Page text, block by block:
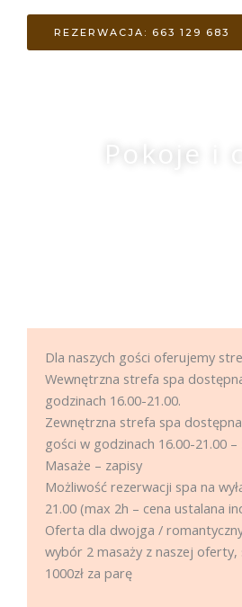
Przejdź
treści
REZERWACJA: 663 129 683
Pokoje i
Dla naszych gości oferujemy
Wewnętrzna strefa spa
godzinach 16.00-21.00.
Zewnętrzna strefa spa
gości w godzinach 16.00-21.00 –
Masaże – zapisy
Możliwość rezerwacji spa na
21.00 (max 2h – cena ustalana
Oferta dla dwojga /
wybór 2 masaży z naszej oferty,
1000zł za parę